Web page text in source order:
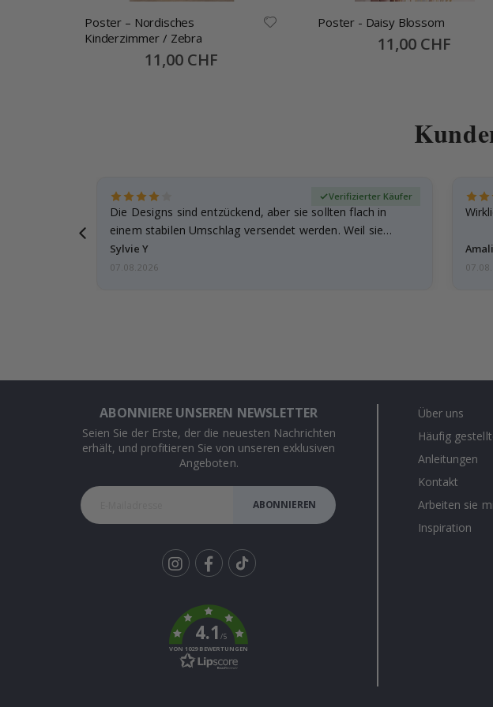
Poster – Nordisches
Kinderzimmer / Zebra
Special
Price
11,00 CHF
Poster - Daisy Blossom
Special
Price
11,00 CHF
Die Designs sind entzückend, aber sie sollten flach in
einem stabilen Umschlag versendet werden. Weil sie…
Sylvie Y
Verifizierter Käufer
07.08.2026
ABONNIERE UNSEREN NEWSLETTER
Seien Sie der Erste, der die neuesten Nachrichten
erhält, und profitieren Sie von unseren exklusiven
Angeboten.
ABONNIEREN
k
4.1/5
VON 1029 BEWERTUNGEN
Über uns
Häufig
Anleitungen
Kontakt
Arbeiten sie
Inspiration